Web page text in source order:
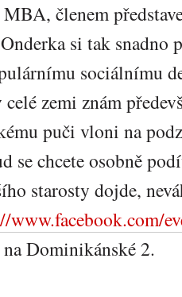
členem
si tak snadno
sociálnímu
zemi znám
puči vloni na
se chcete osobně
starosty dojde,
www.facebook.com/
Dominikánské 2.